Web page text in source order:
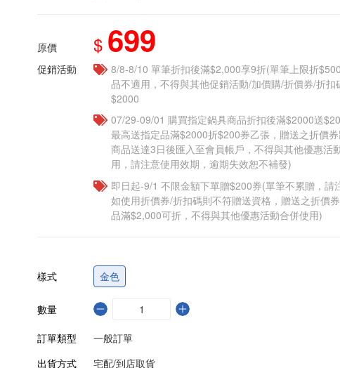
原價 $ 699
促銷活動
8/8-8/10 單筆折扣後滿$2,000享9折(單筆上限折
品不適用，不得與其他促銷活動/加價購/折價券/折扣
$2000
07/29-09/01 購買指定鍋具商品折扣後滿$2000送
最高送指定品滿$2000折$200券乙張，贈送之折價
商品送達3日後匯入至會員帳戶，不得與其他優惠活
用，請注意使用效期，逾期失效恕不補發)
即日起-9/1 不限金額下單贈$200券(單筆不累贈，請
如使用折價券/折扣碼則不符贈送資格，贈送之折價
品滿$2,000可折，不得與其他優惠活動合併使用)
樣式 金色
數量
訂單類型
一般訂單
出貨方式
宅配/到店取貨